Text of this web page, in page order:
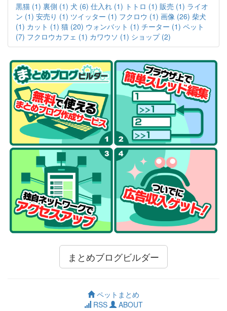
黒猫 (1) 裏側 (1) 犬 (6) 仕入れ (1) トトロ (1) 販売 (1) ライオ
ン (1) 安売り (1) ツイッター (1) フクロウ (1) 画像 (26) 柴犬
(1) カット (1) 猫 (20) ウォンバット (1) チーター (1) ペット
(7) フクロウカフェ (1) カワウソ (1) ショップ (2)
まとめブログビルダー
ペットまとめ
RSS
ABOUT